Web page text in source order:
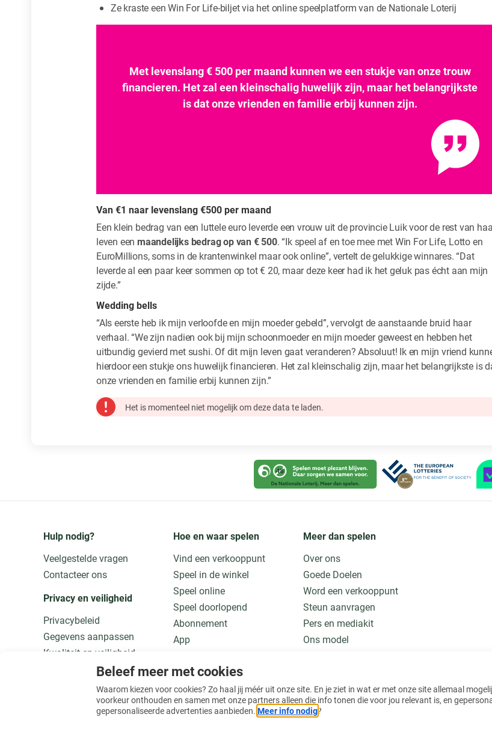
Ze kraste een Win For Life-biljet via het online speelplatform van de Nationale Loterij
Met levenslang € 500 per maand kunnen we een stukje van onze trouw
financieren. Het zal een kleinschalig huwelijk zijn, maar het belangrijkste
is dat onze vrienden en familie erbij kunnen zijn.
Van €1 naar levenslang €500 per maand
Een klein bedrag van een luttele euro leverde een vrouw uit de provincie Luik voor de rest van
leven een maandelijks bedrag op van € 500. “Ik speel af en toe mee met Win For Life, Lotto en
EuroMillions, soms in de krantenwinkel maar ook online”, vertelt de gelukkige winnares. “Dat
leverde al een paar keer sommen op tot € 20, maar deze keer had ik het geluk pas écht aan mijn
zijde.”
Wedding bells
“Als eerste heb ik mijn verloofde en mijn moeder gebeld”, vervolgt de aanstaande bruid haar
verhaal. “We zijn nadien ook bij mijn schoonmoeder en mijn moeder geweest en hebben het
uitbundig gevierd met sushi. Of dit mijn leven gaat veranderen? Absoluut! Ik en mijn vriend
hierdoor een stukje ons huwelijk financieren. Het zal kleinschalig zijn, maar het belangrijkste is
onze vrienden en familie erbij kunnen zijn.”
Het is momenteel niet mogelijk om deze data te laden.
Beleef meer met cookies
Waarom kiezen voor cookies? Zo haal jij méér uit onze site. En je ziet in wat er met onze site allemaal
voorkeur onthouden en samen met onze partners alleen die info tonen die voor jou relevant is, en
gepersonaliseerde advertenties aanbieden. Meer info nodig?
Hulp nodig?
Veelgestelde vragen
Contacteer ons
Privacy en veiligheid
Privacybeleid
Gegevens aanpassen
Kwaliteit en veiligheid
Hoe en waar spelen
Vind een verkooppunt
Speel in de winkel
Speel online
Speel doorlopend
Abonnement
App
Meer weten
Meer dan spelen
Over ons
Goede Doelen
Word een verkooppunt
Steun aanvragen
Pers en mediakit
Ons model
Meer weten